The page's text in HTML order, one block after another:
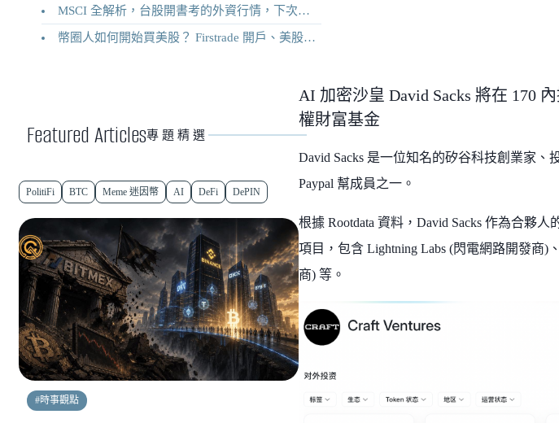
MSCI 全解析，台股開書考的外資行情，下次調整你準備好了嗎？
幣圈人如何開始買美股？ Firstrade 開戶、美股交易機制完整教學
Featured Articles專題精選
PolitiFi BTC Meme 迷因幣 AI DeFi DePIN
#時事觀點
AI 加密沙皇 David Sacks 將在 170
權財富基金
David Sacks 是一位知名的矽谷科技創業家
Paypal 幫成員之一。
根據 Rootdata 資料，David Sacks 作為合夥人
項目，包含 Lightning Labs (閃電網路開發商)
商) 等。